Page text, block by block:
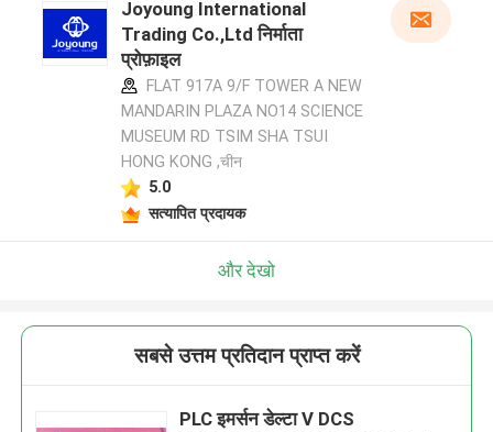
Joyoung International
Trading Co.,Ltd निर्माता
प्रोफ़ाइल
FLAT 917A 9/F TOWER A NEW
MANDARIN PLAZA NO14 SCIENCE
MUSEUM RD TSIM SHA TSUI
HONG KONG ,चीन
5.0
सत्यापित प्रदायक
और देखो
सबसे उत्तम प्रतिदान प्राप्त करें
PLC इमर्सन डेल्टा V DCS